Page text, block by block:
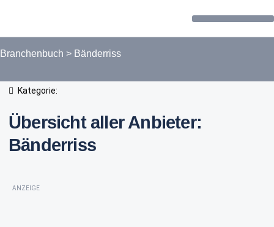
Branchenbuch > Bänderriss
Kategorie:
Übersicht aller Anbieter:
Bänderriss
ANZEIGE